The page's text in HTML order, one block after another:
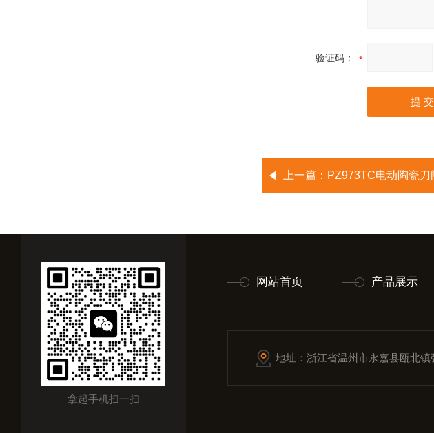
验证码：
上一篇： PZ973TC电动陶瓷
拿起手机扫一扫
网站首页 产品展示
地址：浙江省温州市永嘉县瓯北镇